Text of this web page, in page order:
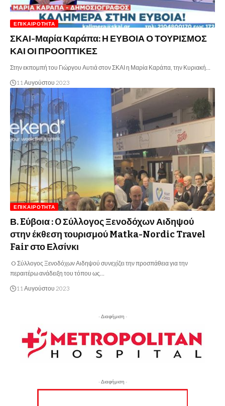
ΕΠΙΚΑΙΡΌΤΗΤΑ
ΣΚΑΙ-Μαρία Καράπα: Η ΕΥΒΟΙΑ Ο ΤΟΥΡΙΣΜΟΣ
ΚΑΙ ΟΙ ΠΡΟΟΠΤΙΚΕΣ
Στην εκπομπή του Γιώργου Αυτιά στον ΣΚΑΙ η Μαρία Καράπα, την Κυριακή…
11 Αυγούστου 2023
ΕΠΙΚΑΙΡΌΤΗΤΑ
Β. Eύβοια : O Σύλλογος Ξενοδόχων Αιδηψού
στην έκθεση τουρισμού Matka-Nordic Travel
Fair στο Ελσίνκι
O Σύλλογος Ξενοδόχων Αιδηψού συνεχίζει την προσπάθεια για την
περαιτέρω ανάδειξη του τόπου ως…
11 Αυγούστου 2023
- Διαφήμιση -
- Διαφήμιση -